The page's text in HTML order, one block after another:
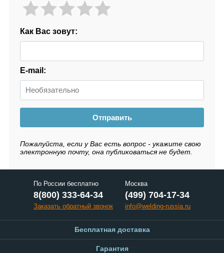
Как Вас зовут:
E-mail:
Отправить
Пожалуйста, если у Вас есть вопрос - укажите свою
электронную почту, она публиковаться не будет.
По России бесплатно
8(800) 333-64-34
Заказать обратный звонок
Москва
(499) 704-17-34
info@welding-russia.ru
Бесплатная доставка
Гарантия